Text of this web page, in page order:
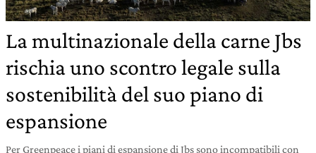
La multinazionale della carne Jbs
rischia uno scontro legale sulla
sostenibilità del suo piano di
espansione
Per Greenpeace i piani di espansione di Jbs sono incompatibili con